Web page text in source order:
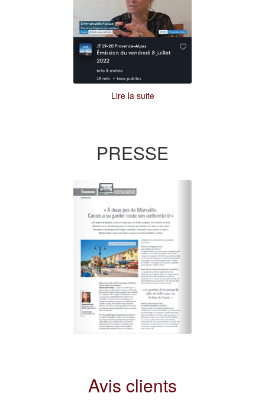
Lire la suite
PRESSE
Avis clients